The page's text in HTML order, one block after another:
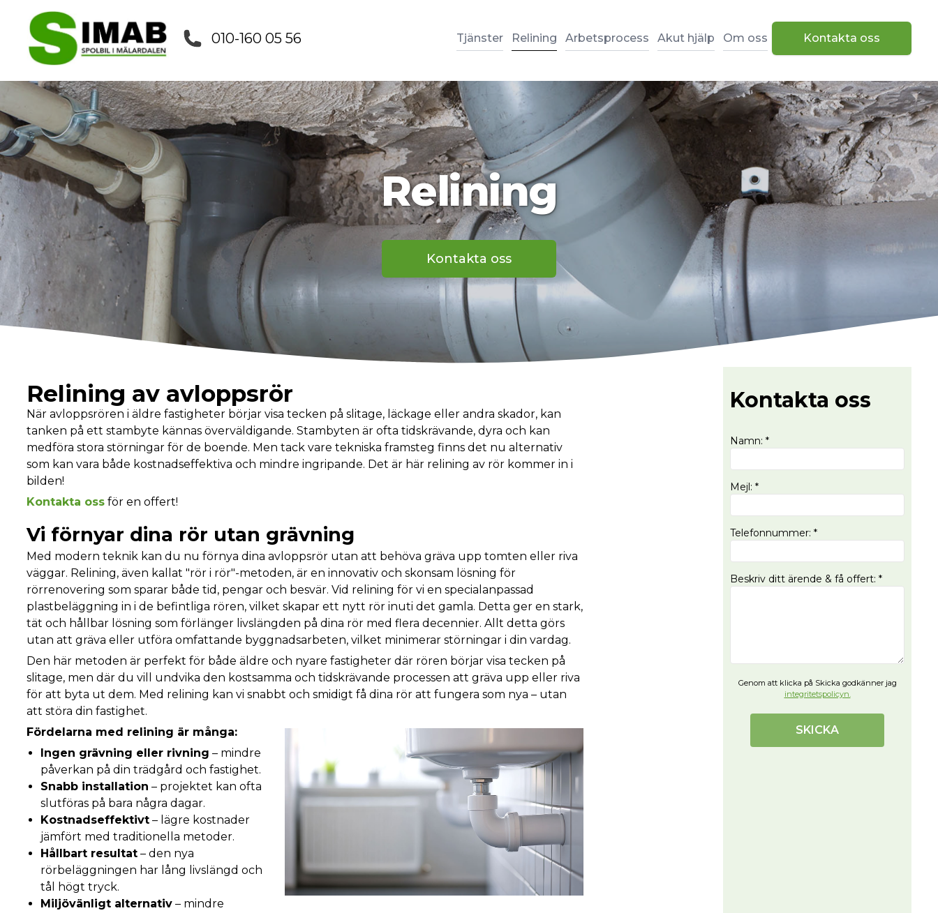
010-160 05 56 Tjänster Relining Arbetsprocess Akut hjälp Om oss Kontakta oss
Relining
Kontakta oss
Relining av avloppsrör
När avloppsrören i äldre fastigheter börjar visa tecken på slitage, läckage eller andra skador, kan
tanken på ett stambyte kännas överväldigande. Stambyten är ofta tidskrävande, dyra och kan
medföra stora störningar för de boende. Men tack vare tekniska framsteg finns det nu alternativ
som kan vara både kostnadseffektiva och mindre ingripande. Det är här relining av rör kommer in i
bilden!
Kontakta oss för en offert!
Vi förnyar dina rör utan grävning
Med modern teknik kan du nu förnya dina avloppsrör utan att behöva gräva upp tomten eller riva
väggar. Relining, även kallat "rör i rör"-metoden, är en innovativ och skonsam lösning för
rörrenovering som sparar både tid, pengar och besvär. Vid relining för vi en specialanpassad
plastbeläggning in i de befintliga rören, vilket skapar ett nytt rör inuti det gamla. Detta ger en stark,
tät och hållbar lösning som förlänger livslängden på dina rör med flera decennier. Allt detta görs
utan att gräva eller utföra omfattande byggnadsarbeten, vilket minimerar störningar i din vardag.
Den här metoden är perfekt för både äldre och nyare fastigheter där rören börjar visa tecken på
slitage, men där du vill undvika den kostsamma och tidskrävande processen att gräva upp eller riva
för att byta ut dem. Med relining kan vi snabbt och smidigt få dina rör att fungera som nya – utan
att störa din fastighet.
Fördelarna med relining är många:
Ingen grävning eller rivning – mindre
påverkan på din trädgård och fastighet.
Snabb installation – projektet kan ofta
slutföras på bara några dagar.
Kostnadseffektivt – lägre kostnader
jämfört med traditionella metoder.
Hållbart resultat – den nya
rörbeläggningen har lång livslängd och
tål högt tryck.
Miljövänligt alternativ – mindre
Kontakta oss
Namn: *
Mejl: *
Telefonnummer: *
Beskriv ditt ärende & få offert: *
Genom att klicka på Skicka godkänner jag
integritetspolicyn.
SKICKA